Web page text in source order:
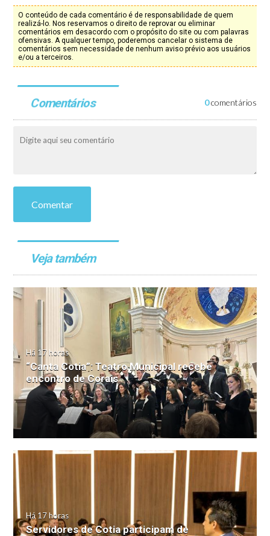
O conteúdo de cada comentário é de responsabilidade de quem
realizá-lo. Nos reservamos o direito de reprovar ou eliminar
comentários em desacordo com o propósito do site ou com palavras
ofensivas. A qualquer tempo, poderemos cancelar o sistema de
comentários sem necessidade de nenhum aviso prévio aos usuários
e/ou a terceiros.
Comentários 0comentários
Comentar
Veja também
Há 17 horas
“Canta Cotia”: Teatro Municipal recebe
encontro de Corais
Há 17 horas
Servidores de Cotia participam de